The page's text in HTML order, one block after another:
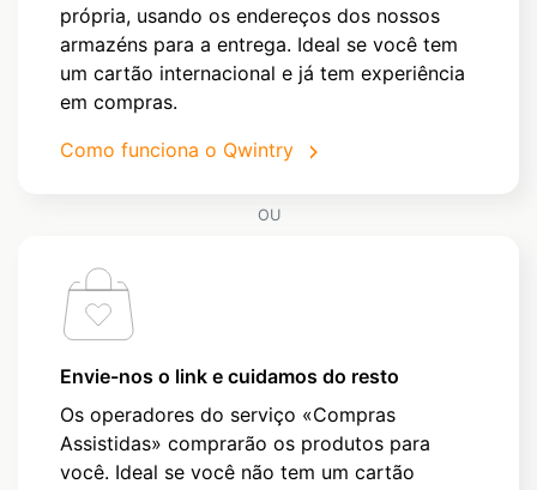
própria, usando os endereços dos nossos
armazéns para a entrega. Ideal se você tem
um cartão internacional e já tem experiência
em compras.
Como funciona o Qwintry
OU
Envie-nos o link e cuidamos do resto
Os operadores do serviço «Compras
Assistidas» comprarão os produtos para
você. Ideal se você não tem um cartão